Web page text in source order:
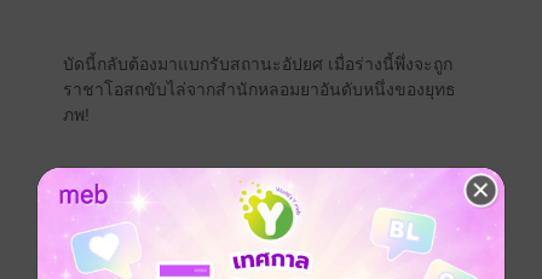
บัดนี้กลับต้องมาแบกรับสถานะอัปยศ เมื่อร่างนี้พึ่งจะถูก
ราชาโอสถขับไล่จากสำนักหลอมยาอันดับหนึ่งของยุทธ
ภพ!
หนำซ้ำ… เจ้านี่ยังเป็นทายาท 1 ใน 7 ตระกูลเสาหลักใหญ่
ที่ค้ำจุนโลกนี้ไว้ให้มั่นคง…